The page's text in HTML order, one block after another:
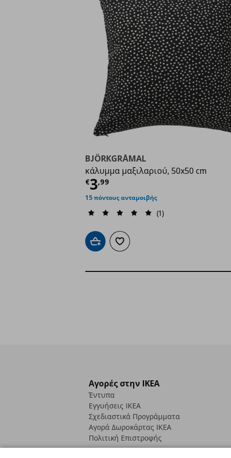
BJÖRKGRÅMAL
κάλυμμα μαξιλαριού, 50x50 cm
€3,99
Τρέχουσα τιμή
15 πόντους ανταμοιβής
(1)
Προσθήκη στο καλάθι
Προσθήκη στα αγαπημένα
Αγορές στην IKEA
Έντυπα
Εγγυήσεις IKEA
Σχεδιαστικά Προγράμματα
Αγορά Δωρoκάρτας IKEA
Πολιτική Επιστροφής